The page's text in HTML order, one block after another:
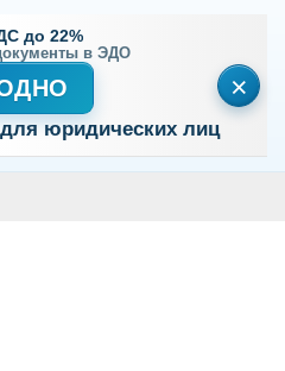
до 22%
в ЭДО
юридических лиц
×